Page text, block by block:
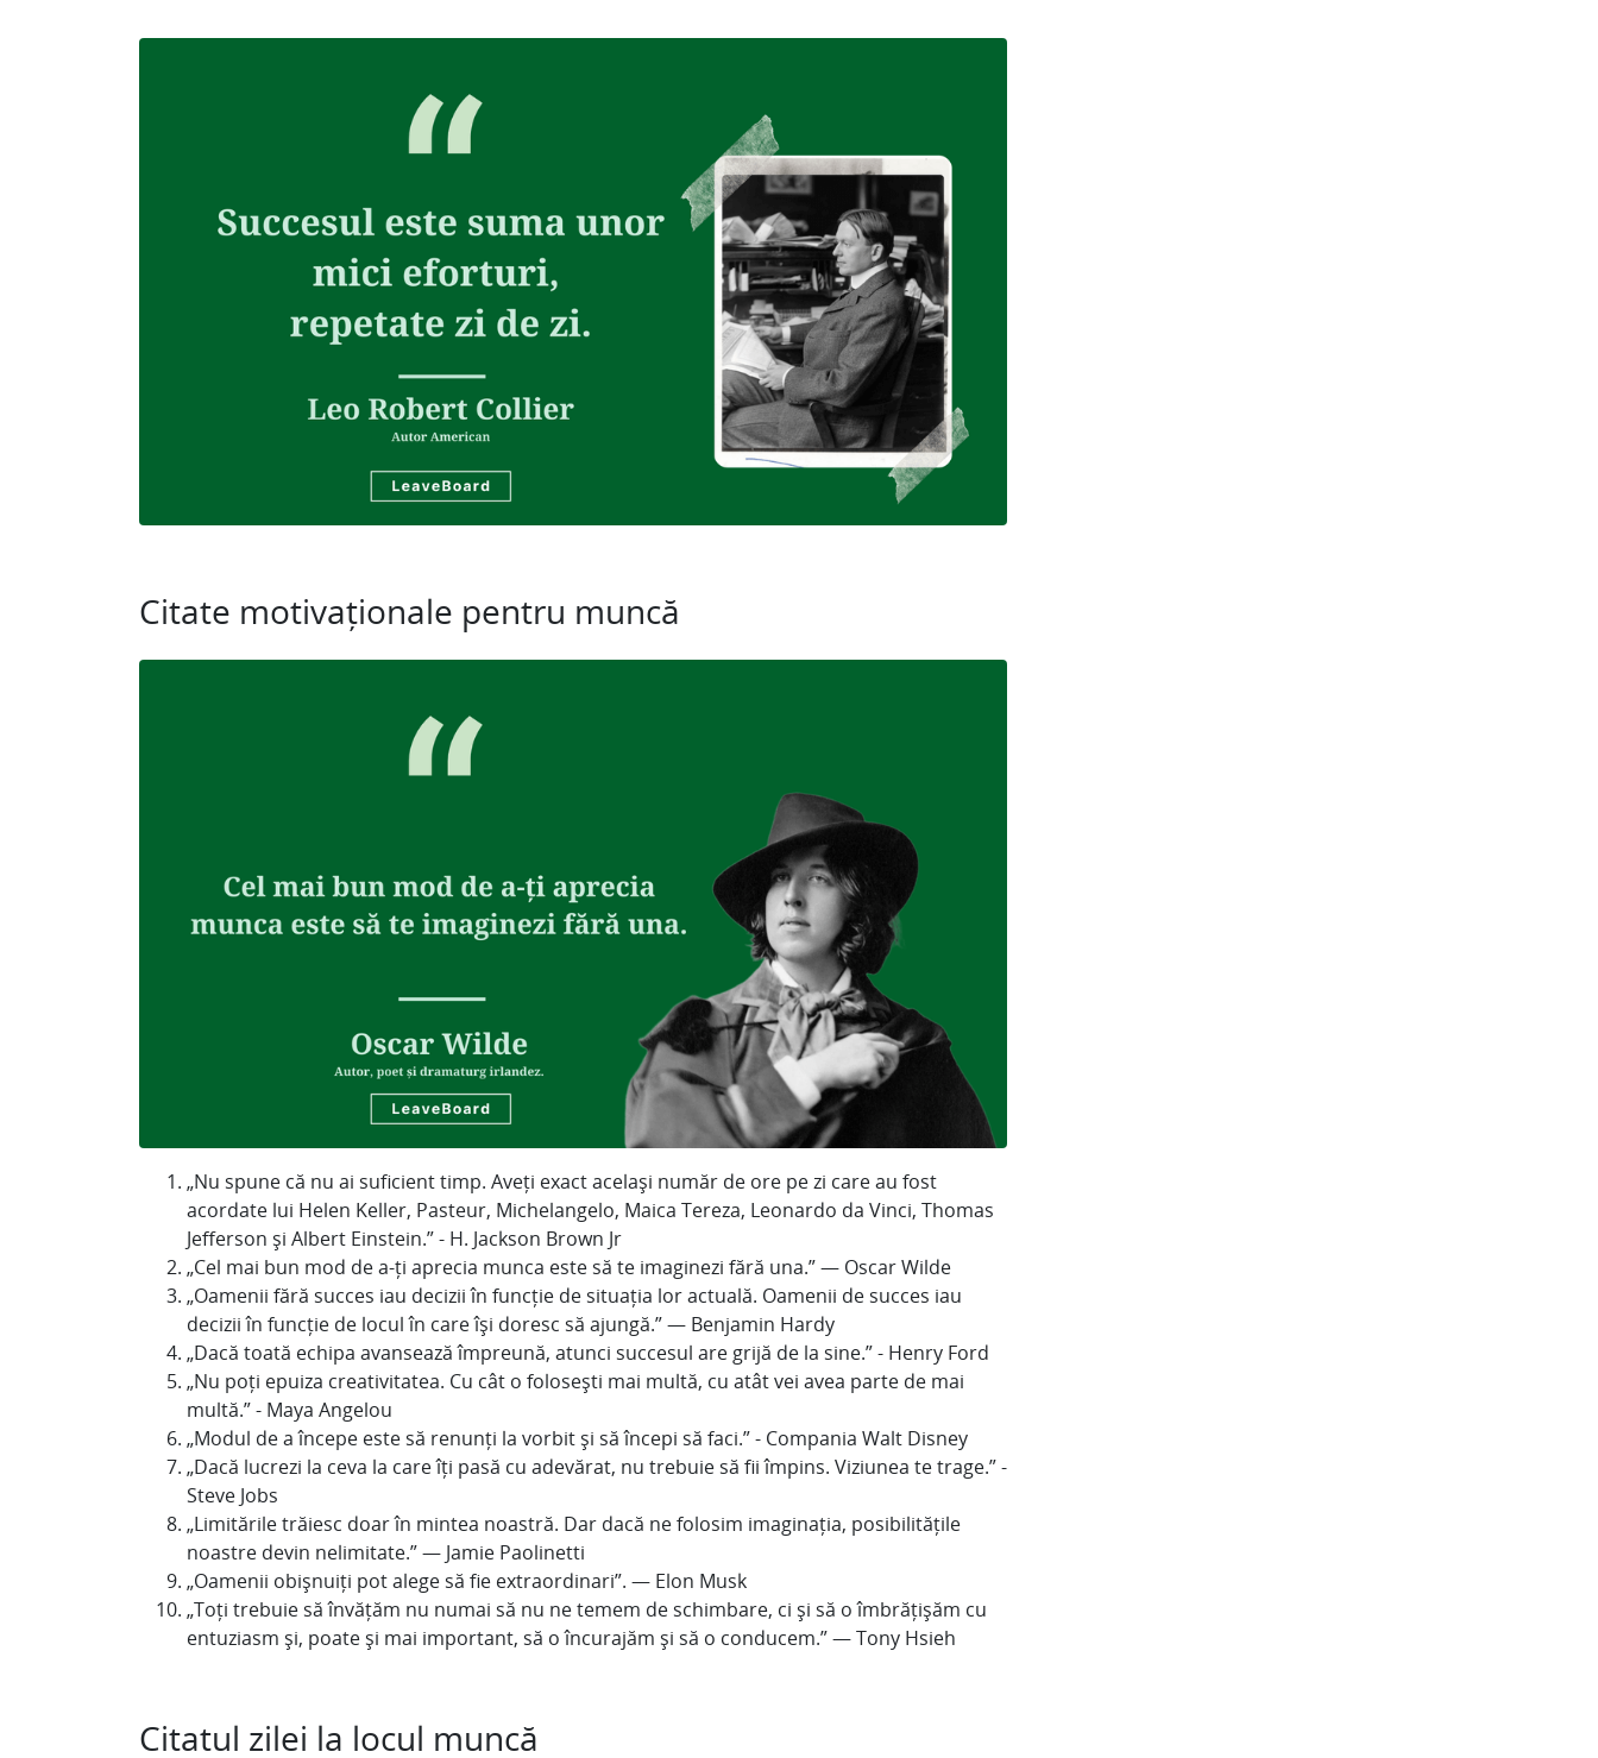
Citate motivaționale pentru muncă
„Nu spune că nu ai suficient timp. Aveți exact același număr de ore pe zi care au fost
acordate lui Helen Keller, Pasteur, Michelangelo, Maica Tereza, Leonardo da Vinci, Thomas
Jefferson și Albert Einstein.” - H. Jackson Brown Jr
„Cel mai bun mod de a-ți aprecia munca este să te imaginezi fără una.” — Oscar Wilde
„Oamenii fără succes iau decizii în funcție de situația lor actuală. Oamenii de succes iau
decizii în funcție de locul în care își doresc să ajungă.” — Benjamin Hardy
„Dacă toată echipa avansează împreună, atunci succesul are grijă de la sine.” - Henry Ford
„Nu poți epuiza creativitatea. Cu cât o folosești mai multă, cu atât vei avea parte de mai
multă.” - Maya Angelou
„Modul de a începe este să renunți la vorbit și să începi să faci.” - Compania Walt Disney
„Dacă lucrezi la ceva la care îți pasă cu adevărat, nu trebuie să fii împins. Viziunea te trage.” -
Steve Jobs
„Limitările trăiesc doar în mintea noastră. Dar dacă ne folosim imaginația, posibilitățile
noastre devin nelimitate.” — Jamie Paolinetti
„Oamenii obișnuiți pot alege să fie extraordinari”. — Elon Musk
„Toți trebuie să învățăm nu numai să nu ne temem de schimbare, ci și să o îmbrățișăm cu
entuziasm și, poate și mai important, să o încurajăm și să o conducem.” — Tony Hsieh
Citatul zilei la locul muncă